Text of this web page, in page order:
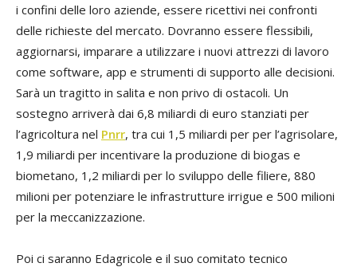
i confini delle loro aziende, essere ricettivi nei confronti
delle richieste del mercato. Dovranno essere flessibili,
aggiornarsi, imparare a utilizzare i nuovi attrezzi di lavoro
come software, app e strumenti di supporto alle decisioni.
Sarà un tragitto in salita e non privo di ostacoli. Un
sostegno arriverà dai 6,8 miliardi di euro stanziati per
l’agricoltura nel Pnrr, tra cui 1,5 miliardi per per l’agrisolare,
1,9 miliardi per incentivare la produzione di biogas e
biometano, 1,2 miliardi per lo sviluppo delle filiere, 880
milioni per potenziare le infrastrutture irrigue e 500 milioni
per la meccanizzazione.
Poi ci saranno Edagricole e il suo comitato tecnico